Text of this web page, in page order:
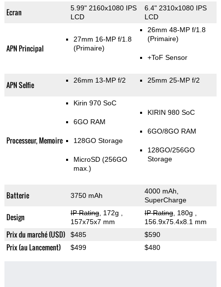
Ecran
5.99" 2160x1080 IPS
LCD
6.4" 2310x1080 IPS
LCD
APN Principal
27mm 16-MP f/1.8
(Primaire)
26mm 48-MP f/1.8
(Primaire)
+ToF Sensor
APN Selfie 26mm 13-MP f/2 25mm 25-MP f/2
Processeur, Memoire
Kirin 970 SoC
6GO RAM
128GO Storage
MicroSD (256GO
max.)
KIRIN 980 SoC
6GO/8GO RAM
128GO/256GO
Storage
Batterie 3750 mAh
4000 mAh,
SuperCharge
Design IP Rating, 172g
157x75x7 mm
IP Rating, 180g
156.9x75.4x8.1 mm
Prix du marché (USD) $485 $590
Prix (au Lancement) $499 $480